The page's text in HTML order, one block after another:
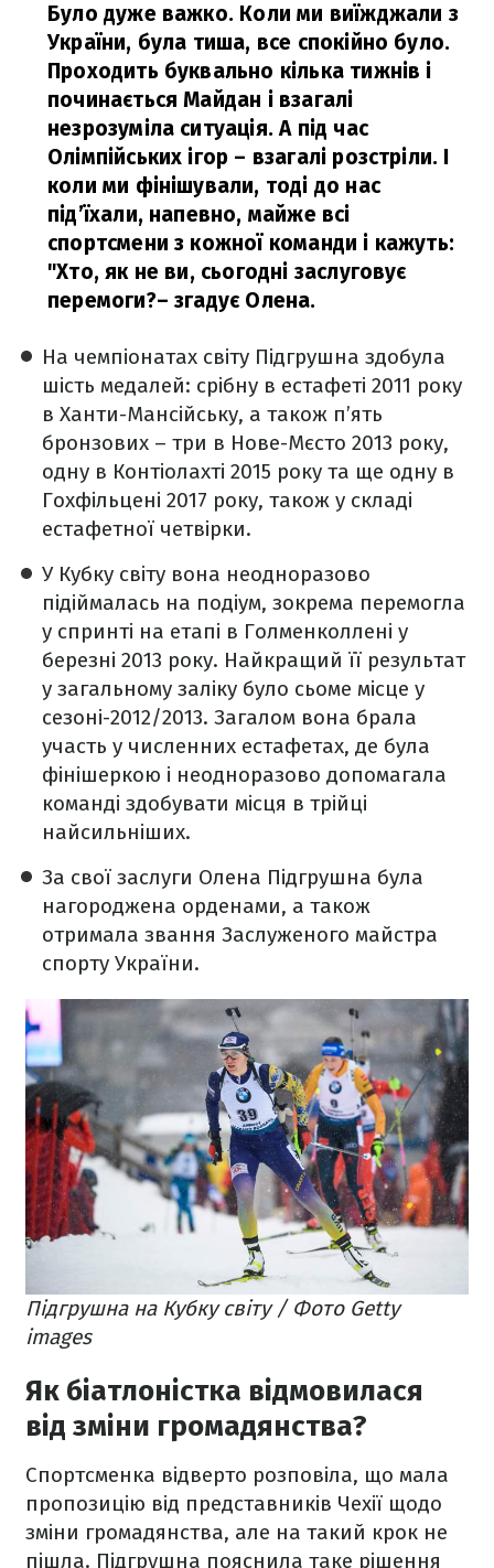
Було дуже важко. Коли ми виїжджали з
України, була тиша, все спокійно було.
Проходить буквально кілька тижнів і
починається Майдан і взагалі
незрозуміла ситуація. А під час
Олімпійських ігор – взагалі розстріли. І
коли ми фінішували, тоді до нас
під’їхали, напевно, майже всі
спортсмени з кожної команди і кажуть:
"Хто, як не ви, сьогодні заслуговує
перемоги?– згадує Олена.
На чемпіонатах світу Підгрушна здобула
шість медалей: срібну в естафеті 2011 року
в Ханти-Мансійську, а також п’ять
бронзових – три в Нове-Мєсто 2013 року,
одну в Контіолахті 2015 року та ще одну в
Гохфільцені 2017 року, також у складі
естафетної четвірки.
У Кубку світу вона неодноразово
підіймалась на подіум, зокрема перемогла
у спринті на етапі в Голменколлені у
березні 2013 року. Найкращий її результат
у загальному заліку було сьоме місце у
сезоні-2012/2013. Загалом вона брала
участь у численних естафетах, де була
фінішеркою і неодноразово допомагала
команді здобувати місця в трійці
найсильніших.
За свої заслуги Олена Підгрушна була
нагороджена орденами, а також
отримала звання Заслуженого майстра
спорту України.
Підгрушна на Кубку світу / Фото Getty
images
Як біатлоністка відмовилася
від зміни громадянства?
Спортсменка відверто розповіла, що мала
пропозицію від представників Чехії щодо
зміни громадянства, але на такий крок не
пішла. Підгрушна пояснила таке рішення